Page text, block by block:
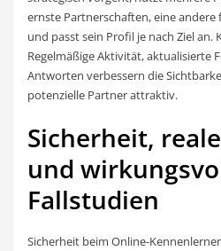
ernste Partnerschaften, eine andere
und passt sein Profil je nach Ziel
Regelmäßige Aktivität, aktualisierte
Antworten verbessern die
potenzielle Partner attraktiv.
Sicherheit,
und
Fallstudien
Sicherheit beim Online-